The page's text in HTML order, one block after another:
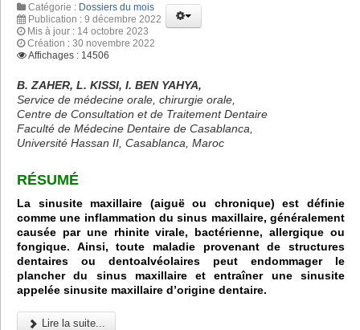
Catégorie : Dossiers du mois
Publication : 9 décembre 2022
Mis à jour : 14 octobre 2023
Création : 30 novembre 2022
Affichages : 14506
B. ZAHER, L. KISSI, I. BEN YAHYA,
Service de médecine orale, chirurgie orale,
Centre de Consultation et de Traitement Dentaire
Faculté de Médecine Dentaire de Casablanca,
Université Hassan II, Casablanca, Maroc
RÉSUMÉ
La sinusite maxillaire (aiguë ou chronique) est définie
comme une inflammation du sinus maxillaire, généralement
causée par une rhinite virale, bactérienne, allergique ou
fongique. Ainsi, toute maladie provenant de structures
dentaires ou dentoalvéolaires peut endommager le
plancher du sinus maxillaire et entraîner une sinusite
appelée sinusite maxillaire d’origine dentaire.
Lire la suite...